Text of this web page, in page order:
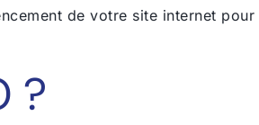
de votre site internet
?